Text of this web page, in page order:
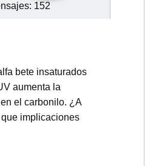
152
bete insaturados
aumenta la
el carbonilo. ¿A
implicaciones